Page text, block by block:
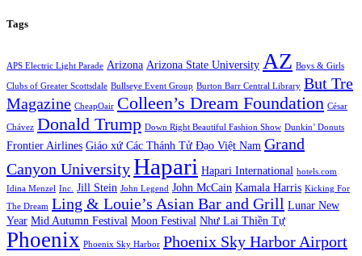
Tags
APS Electric Light Parade Arizona Arizona State University AZ Boys & Girls
Clubs of Greater Scottsdale Bullseye Event Group Burton Barr Central Library But Tre
Magazine CheapOair Colleen’s Dream Foundation César
Chávez Donald Trump Down Right Beautiful Fashion Show Dunkin’ Donuts
Frontier Airlines Giáo xứ Các Thánh Tử Đạo Việt Nam Grand
Canyon UniversityHapari Hapari International hotels.com
Idina Menzel Inc. Jill Stein John Legend John McCain Kamala Harris Kicking For
The Dream Ling & Louie’s Asian Bar and Grill Lunar New
Year Mid Autumn Festival Moon Festival Như Lai Thiền Tự
Phoenix Phoenix Sky Harbor Phoenix Sky Harbor Airport